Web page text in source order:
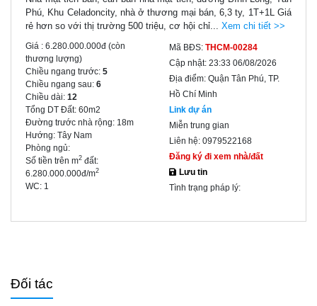
Phú, Khu Celadoncity, nhà ở thương mại bán, 6,3 ty, 1T+1L Giá
rẻ hơn so với thị trường 500 triệu, cơ hội chỉ... Xem chi tiết >>
Giá : 6.280.000.000đ (còn
thương lượng)
Chiều ngang trước: 5
Chiều ngang sau: 6
Chiều dài: 12
Tổng DT Đất: 60m2
Đường trước nhà rộng: 18m
Hướng: Tây Nam
Phòng ngủ:
Số tiền trên m2 đất:
6.280.000.000đ/m2
WC: 1
Mã BĐS: THCM-00284
Cập nhật: 23:33 06/08/2026
Địa điểm: Quận Tân Phú, TP.
Hồ Chí Minh
Link dự án
Miễn trung gian
Liên hệ: 0979522168
Đăng ký đi xem nhà/đất
Lưu tin
Tình trạng pháp lý:
Đối tác